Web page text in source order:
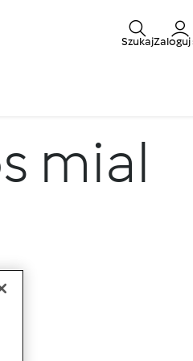
SzukajZaloguj
mial